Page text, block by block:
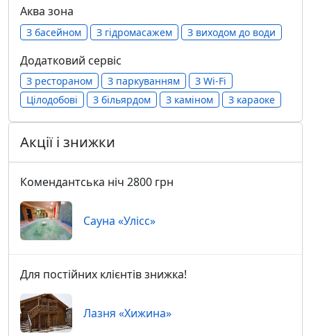
Аква зона
З басейном З гідромасажем З виходом до води
Додатковий сервіс
З рестораном З паркуванням
З Wi-Fi
Цілодобові
З більярдом З каміном З караоке
Акції і знижки
Комендантська ніч 2800 грн
Сауна «Улісс»
Для постійних клієнтів знижка!
Лазня «Хижина»